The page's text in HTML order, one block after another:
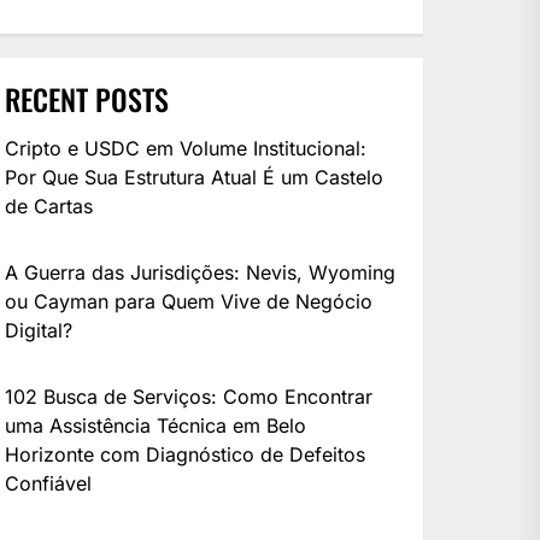
RECENT POSTS
Cripto e USDC em Volume Institucional:
Por Que Sua Estrutura Atual É um Castelo
de Cartas
A Guerra das Jurisdições: Nevis, Wyoming
ou Cayman para Quem Vive de Negócio
Digital?
102 Busca de Serviços: Como Encontrar
uma Assistência Técnica em Belo
Horizonte com Diagnóstico de Defeitos
Confiável